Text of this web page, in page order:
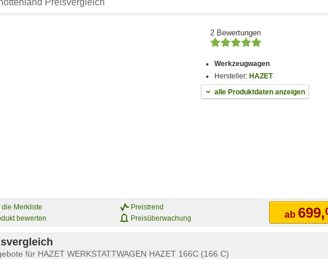
2 Bewertungen
Werkzeugwagen
Hersteller: HAZET
alle Produktdaten anzeigen
die Merkliste
bewerten
Preistrend
Preisüberwachung
ab 699,
für HAZET WERKSTATTWAGEN HAZET 166C (166 C)